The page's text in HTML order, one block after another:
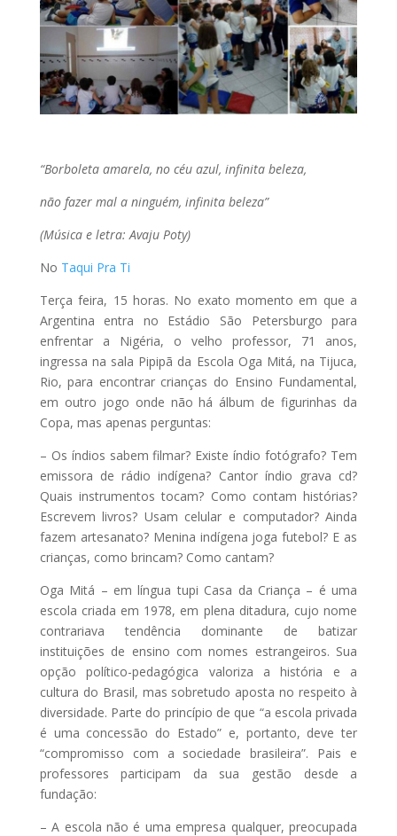
“Borboleta amarela, no céu azul, infinita beleza,
não fazer mal a ninguém, infinita beleza”
(Música e letra: Avaju Poty)
No Taqui Pra Ti
Terça feira, 15 horas. No exato momento em que a
Argentina entra no Estádio São Petersburgo para
enfrentar a Nigéria, o velho professor, 71 anos,
ingressa na sala Pipipã da Escola Oga Mitá, na Tijuca,
Rio, para encontrar crianças do Ensino Fundamental,
em outro jogo onde não há álbum de figurinhas da
Copa, mas apenas perguntas:
– Os índios sabem filmar? Existe índio fotógrafo? Tem
emissora de rádio indígena? Cantor índio grava cd?
Quais instrumentos tocam? Como contam histórias?
Escrevem livros? Usam celular e computador? Ainda
fazem artesanato? Menina indígena joga futebol? E as
crianças, como brincam? Como cantam?
Oga Mitá – em língua tupi Casa da Criança – é uma
escola criada em 1978, em plena ditadura, cujo nome
contrariava tendência dominante de batizar
instituições de ensino com nomes estrangeiros. Sua
opção político-pedagógica valoriza a história e a
cultura do Brasil, mas sobretudo aposta no respeito à
diversidade. Parte do princípio de que “a escola privada
é uma concessão do Estado” e, portanto, deve ter
“compromisso com a sociedade brasileira”. Pais e
professores participam da sua gestão desde a
fundação:
– A escola não é uma empresa qualquer, preocupada